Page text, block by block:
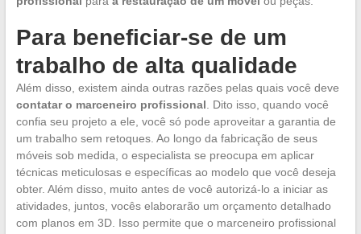
Para beneficiar-se de um
trabalho de alta qualidade
Além disso, existem ainda outras razões pelas quais você deve
contatar o marceneiro profissional. Dito isso, quando você
confia seu projeto a ele, você só pode aproveitar a garantia de
um trabalho sem retoques. Ao longo da fabricação de seus
móveis sob medida, o especialista se preocupa em aplicar
técnicas meticulosas e específicas ao modelo que você deseja
obter. Além disso, muito antes de você autorizá-lo a iniciar as
atividades, juntos, vocês elaborarão um orçamento detalhado
com planos em 3D. Isso permite que o marceneiro profissional